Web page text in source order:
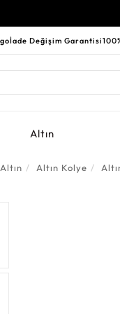
İade Değişim Garantisi
Altın
Altın Altın Kolye